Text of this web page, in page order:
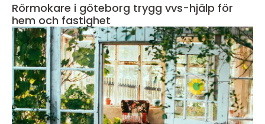
Rörmokare i göteborg trygg vvs-hjälp för
hem och fastighet